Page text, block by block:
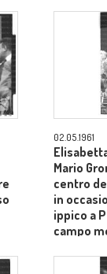
02.05.1961
Mario
centro
in
ippico a
campo